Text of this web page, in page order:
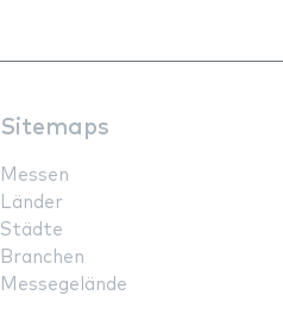
Sitemaps
Messen
Länder
Städte
Branchen
Messegelände